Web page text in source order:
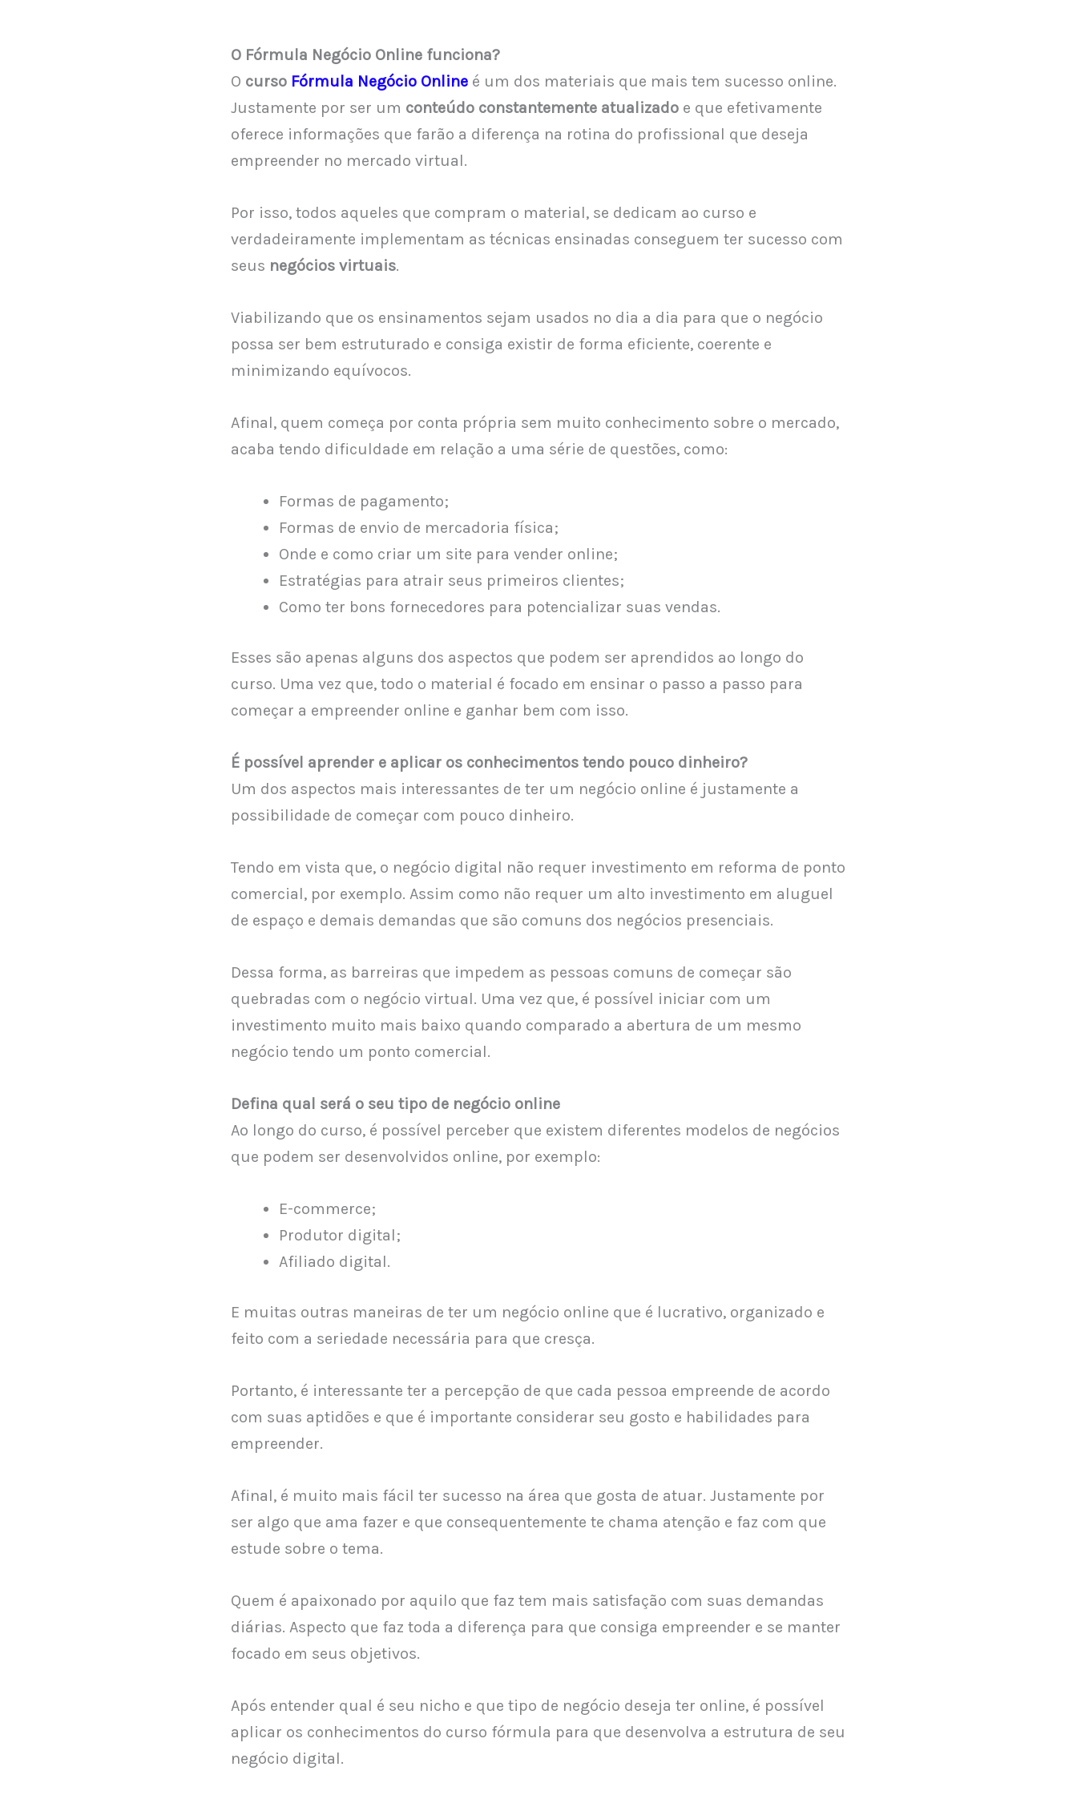
O Fórmula Negócio Online funciona?
O curso Fórmula Negócio Online é um dos materiais que mais tem sucesso online.
Justamente por ser um conteúdo constantemente atualizado e que efetivamente
oferece informações que farão a diferença na rotina do profissional que deseja
empreender no mercado virtual.
Por isso, todos aqueles que compram o material, se dedicam ao curso e
verdadeiramente implementam as técnicas ensinadas conseguem ter sucesso com
seus negócios virtuais.
Viabilizando que os ensinamentos sejam usados no dia a dia para que o negócio
possa ser bem estruturado e consiga existir de forma eficiente, coerente e
minimizando equívocos.
Afinal, quem começa por conta própria sem muito conhecimento sobre o mercado,
acaba tendo dificuldade em relação a uma série de questões, como:
Formas de pagamento;
Formas de envio de mercadoria física;
Onde e como criar um site para vender online;
Estratégias para atrair seus primeiros clientes;
Como ter bons fornecedores para potencializar suas vendas.
Esses são apenas alguns dos aspectos que podem ser aprendidos ao longo do
curso. Uma vez que, todo o material é focado em ensinar o passo a passo para
começar a empreender online e ganhar bem com isso.
É possível aprender e aplicar os conhecimentos tendo pouco dinheiro?
Um dos aspectos mais interessantes de ter um negócio online é justamente a
possibilidade de começar com pouco dinheiro.
Tendo em vista que, o negócio digital não requer investimento em reforma de ponto
comercial, por exemplo. Assim como não requer um alto investimento em aluguel
de espaço e demais demandas que são comuns dos negócios presenciais.
Dessa forma, as barreiras que impedem as pessoas comuns de começar são
quebradas com o negócio virtual. Uma vez que, é possível iniciar com um
investimento muito mais baixo quando comparado a abertura de um mesmo
negócio tendo um ponto comercial.
Defina qual será o seu tipo de negócio online
Ao longo do curso, é possível perceber que existem diferentes modelos de negócios
que podem ser desenvolvidos online, por exemplo:
E-commerce;
Produtor digital;
Afiliado digital.
E muitas outras maneiras de ter um negócio online que é lucrativo, organizado e
feito com a seriedade necessária para que cresça.
Portanto, é interessante ter a percepção de que cada pessoa empreende de acordo
com suas aptidões e que é importante considerar seu gosto e habilidades para
empreender.
Afinal, é muito mais fácil ter sucesso na área que gosta de atuar. Justamente por
ser algo que ama fazer e que consequentemente te chama atenção e faz com que
estude sobre o tema.
Quem é apaixonado por aquilo que faz tem mais satisfação com suas demandas
diárias. Aspecto que faz toda a diferença para que consiga empreender e se manter
focado em seus objetivos.
Após entender qual é seu nicho e que tipo de negócio deseja ter online, é possível
aplicar os conhecimentos do curso fórmula para que desenvolva a estrutura de seu
negócio digital.